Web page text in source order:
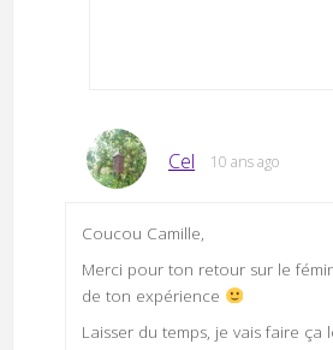
Cel 10 ans ago
Coucou Camille,
Merci pour ton retour sur le
de ton expérience
Laisser du temps, je vais faire ça